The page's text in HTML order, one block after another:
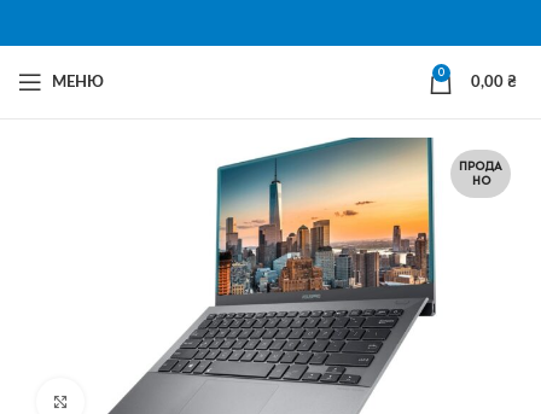
МЕНЮ
0
0,00 ₴
ПРОДА
НО
Натисни щоб збільшити